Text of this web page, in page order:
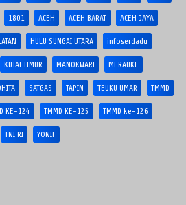
1801 ACEH ACEH BARAT ACEH JAYA
HULU SUNGAI UTARA infoserdadu
KUTAI TIMUR MANOKWARI MERAUKE
SATGAS TAPIN TEUKU UMAR TMMD
KE-124 TMMD KE-125 TMMD ke-126
TNI RI YONIF